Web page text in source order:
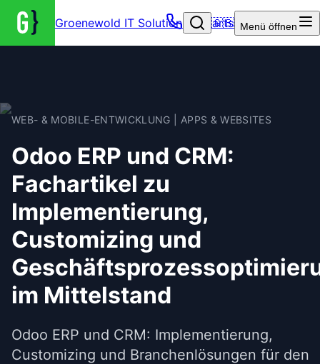
Groenewold IT Solutions – Startseite
🇬🇧 Menü öffnen
WEB- & MOBILE-ENTWICKLUNG | APPS & WEBSITES
Odoo ERP und CRM:
Fachartikel zu
Implementierung,
Customizing und
im Mittelstand
Odoo ERP und CRM: Implementierung,
Customizing und Branchenlösungen für den